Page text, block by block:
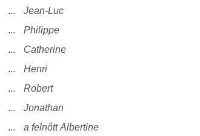
...
Jean-Luc
...
Philippe
...
Catherine
...
Henri
...
Robert
...
Jonathan
... a felnőtt Albertine